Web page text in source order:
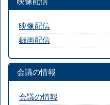
映像配信
録画配信
会議の情報
会議の情報